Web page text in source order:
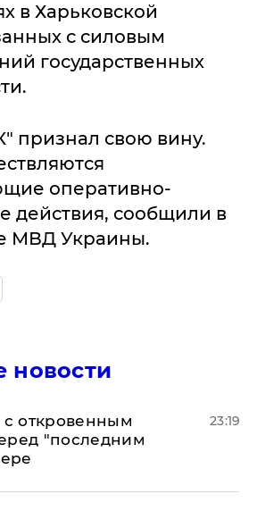
в Харьковской
с силовым
государственных
признал свою вину.
оперативно-
действия, сообщили в
МВД Украины.
новости
откровенным
"последним
23:19